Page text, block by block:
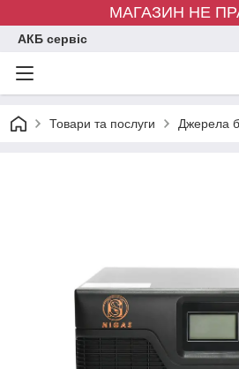
МАГАЗИН НЕ
АКБ сервіс
Товари та послуги Джерела